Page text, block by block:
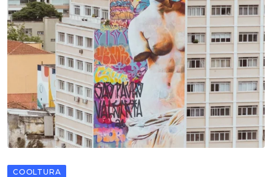
COOLTURA